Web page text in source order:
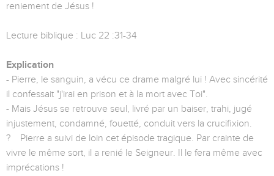
reniement de Jésus !
Lecture biblique : Luc 22 :31-34
Explication
- Pierre, le sanguin, a vécu ce drame malgré lui ! Avec sincérité
il confessait "j'irai en prison et à la mort avec Toi".
- Mais Jésus se retrouve seul, livré par un baiser, trahi, jugé
injustement, condamné, fouetté, conduit vers la crucifixion.
? Pierre a suivi de loin cet épisode tragique. Par crainte de
vivre le même sort, il a renié le Seigneur. Il le fera même avec
imprécations !